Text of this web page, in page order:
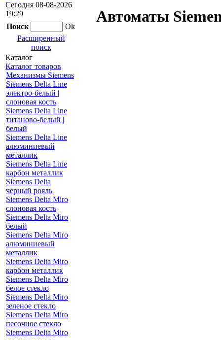
Сегодня 08-08-2026
19:29
Поиск
Ok
Расширенный
поиск
Каталог
Каталог товаров
Механизмы Siemens
Siemens Delta Line
электро-белый |
слоновая кость
Siemens Delta Line
титаново-белый |
белый
Siemens Delta Line
алюминиевый
металлик
Siemens Delta Line
карбон металлик
Siemens Delta
черный рояль
Siemens Delta Miro
слоновая кость
Siemens Delta Miro
белый
Siemens Delta Miro
алюминиевый
металлик
Siemens Delta Miro
карбон металлик
Siemens Delta Miro
белое стекло
Siemens Delta Miro
зеленое стекло
Siemens Delta Miro
песочное стекло
Siemens Delta Miro
Автоматы